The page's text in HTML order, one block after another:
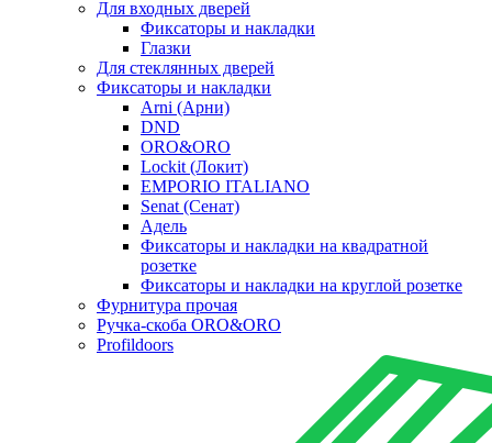
Для входных дверей
Фиксаторы и накладки
Глазки
Для стеклянных дверей
Фиксаторы и накладки
Arni (Арни)
DND
ORO&ORO
Lockit (Локит)
EMPORIO ITALIANO
Senat (Сенат)
Адель
Фиксаторы и накладки на квадратной
розетке
Фиксаторы и накладки на круглой розетке
Фурнитура прочая
Ручка-скоба ORO&ORO
Profildoors